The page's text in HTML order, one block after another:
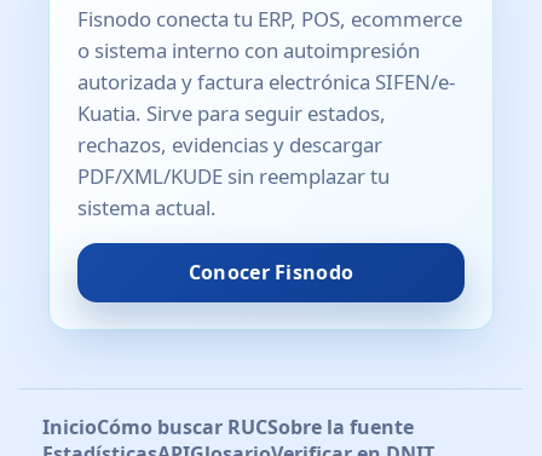
Fisnodo conecta tu ERP, POS, ecommerce
o sistema interno con autoimpresión
autorizada y factura electrónica SIFEN/e-
Kuatia. Sirve para seguir estados,
rechazos, evidencias y descargar
PDF/XML/KUDE sin reemplazar tu
sistema actual.
Conocer Fisnodo
InicioCómo buscar RUCSobre la fuente